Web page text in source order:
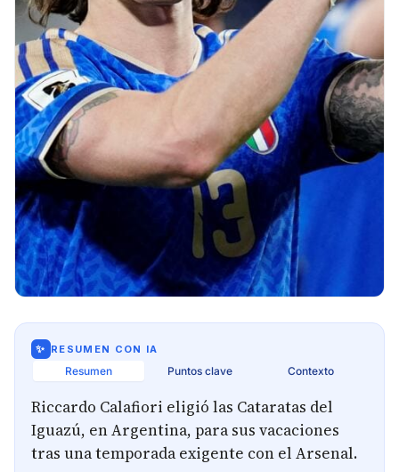
✨ RESUMEN CON IA
Resumen Puntos clave Contexto
Riccardo Calafiori eligió las Cataratas del
Iguazú, en Argentina, para sus vacaciones
tras una temporada exigente con el Arsenal.